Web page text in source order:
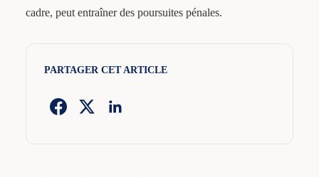
cadre, peut entraîner des poursuites pénales.
PARTAGER CET ARTICLE